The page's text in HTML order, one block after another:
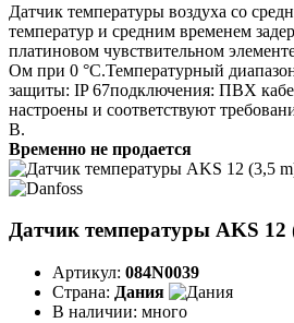
Датчик температуры воздуха со
температур и средним временем
платиновом чувствительном
Ом при 0 °C.Температурный
защиты: IP 67подключения: ПВХ
настроены и соответствуют
B.
Временно не продается
Датчик температуры AKS 12
Артикул: 084N0039
Страна: Дания
В наличии: много